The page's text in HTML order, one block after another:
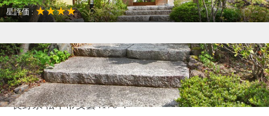
星評価 :★★★★
観光名所が近い
〒390-1520
長野県 松本市安曇4170-4